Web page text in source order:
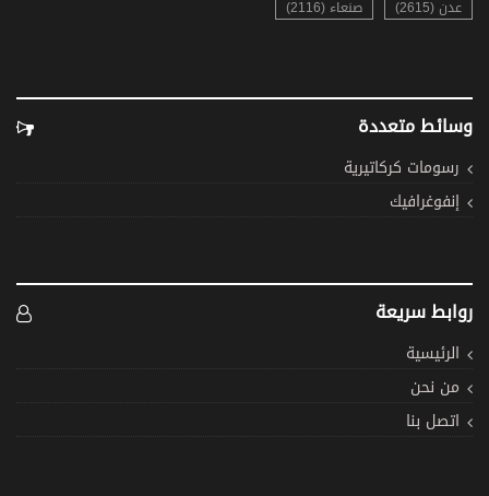
عدن (2615)
صنعاء (2116)
وسائط متعددة
رسومات كركاتيرية
إنفوغرافيك
روابط سريعة
الرئيسية
من نحن
اتصل بنا